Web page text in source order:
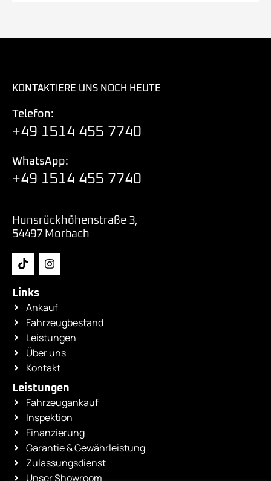
KONTAKTIERE UNS NOCH HEUTE
Telefon:
+49 1514 455 7740
WhatsApp:
+49 1514 455 7740
Hunsrückhöhenstraße 3,
54497 Morbach
Links
Ankauf
Fahrzeugbestand
Leistungen
Über uns
Kontakt
Leistungen
Fahrzeugankauf
Inspektion
Finanzierung
Garantie & Gewährleistung
Zulassungsdienst
Unser Showroom